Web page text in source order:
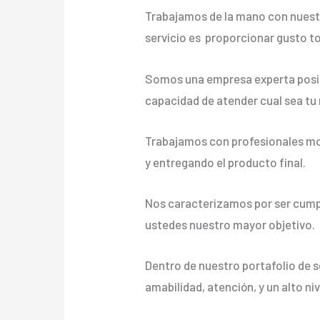
Trabajamos de la mano con
servicio es proporcionar gusto
Somos una empresa experta
capacidad de atender cual sea tu
Trabajamos con profesionales
y entregando el producto final.
Nos caracterizamos por ser
ustedes nuestro mayor objetivo.
Dentro de nuestro portafolio de
amabilidad, atención, y un alto